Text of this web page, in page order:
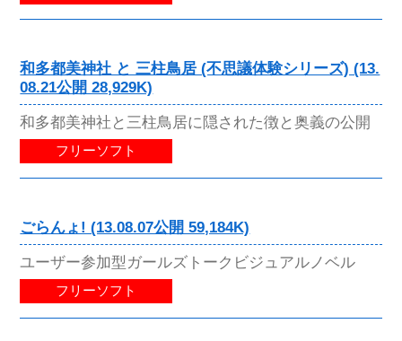
和多都美神社 と 三柱鳥居 (不思議体験シリーズ) (13.
08.21公開 28,929K)
和多都美神社と三柱鳥居に隠された徴と奥義の公開
フリーソフト
ごらんょ! (13.08.07公開 59,184K)
ユーザー参加型ガールズトークビジュアルノベル
フリーソフト